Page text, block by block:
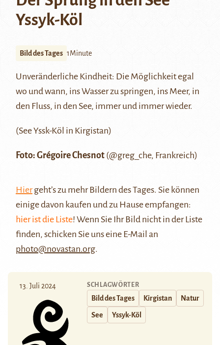
Yssyk-Köl
Bild des Tages 1Minute
Unveränderliche Kindheit: Die Möglichkeit egal
wo und wann, ins Wasser zu springen, ins Meer, in
den Fluss, in den See, immer und immer wieder.
(See Yssk-Köl in Kirgistan)
Foto: Grégoire Chesnot (@greg_che, Frankreich)
Hiergeht’s zu mehr Bildern des Tages. Sie können
einige davon kaufen und zu Hause empfangen:
hier ist die Liste! Wenn Sie Ihr Bild nicht in der Liste
finden, schicken Sie uns eine E-Mail an
photo@novastan.org.
13. Juli 2024 SCHLAGWÖRTER
Bild des Tages Kirgistan Natur
See Yssyk-Köl